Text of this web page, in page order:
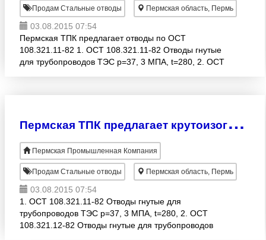
Продам Стальные отводы Пермская область, Пермь
03.08.2015 07:54
Пермская ТПК предлагает отводы по ОСТ
108.321.11-82 1. ОСТ 108.321.11-82 Отводы гнутые
для трубопроводов ТЭС р=37, 3 МПА, t=280, 2. ОСТ
П
ермская ТПК предлагает крутоизогнутые и гнутые отводы
Пермская Промышленная Компания
Продам Стальные отводы Пермская область, Пермь
03.08.2015 07:54
1. ОСТ 108.321.11-82 Отводы гнутые для
трубопроводов ТЭС р=37, 3 МПА, t=280, 2. ОСТ
108.321.12-82 Отводы гнутые для трубопроводов